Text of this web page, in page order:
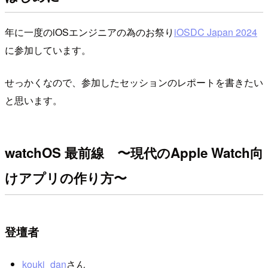
年に一度のiOSエンジニアの為のお祭り iOSDC Japan 2024
に参加しています。
せっかくなので、参加したセッションのレポートを書きたい
と思います。
watchOS 最前線 〜現代のApple Watch向
けアプリの作り方〜
登壇者
kouki_danさん